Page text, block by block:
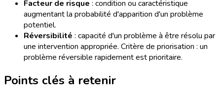
Facteur de risque : condition ou caractéristique
augmentant la probabilité d'apparition d'un problème
potentiel.
Réversibilité : capacité d'un problème à être résolu par
une intervention appropriée. Critère de priorisation : un
problème réversible rapidement est prioritaire.
Points clés à retenir